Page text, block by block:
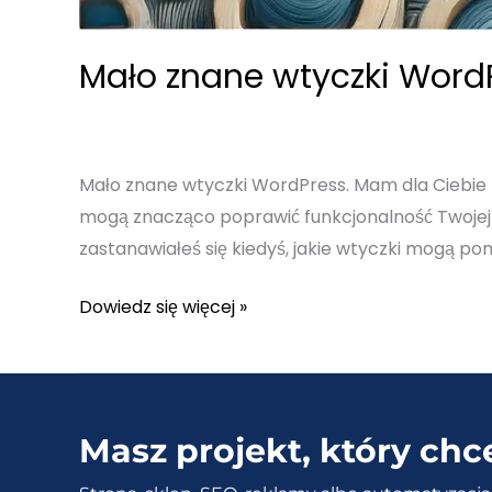
Mało znane wtyczki
Mało znane wtyczki WordPress. Mam dla
mogą znacząco poprawić funkcjonalność
zastanawiałeś się kiedyś, jakie wtyczki mogą
Mało
wtyczki
–
Poznaj
Dowiedz się więcej »
Masz projekt, który